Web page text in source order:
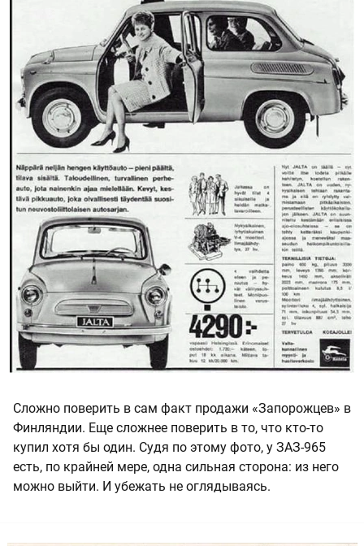
Сложно поверить в сам факт продажи «Запорожцев» в
Финляндии. Еще сложнее поверить в то, что кто-то
купил хотя бы один. Судя по этому фото, у ЗАЗ-965
есть, по крайней мере, одна сильная сторона: из него
можно выйти. И убежать не оглядываясь.